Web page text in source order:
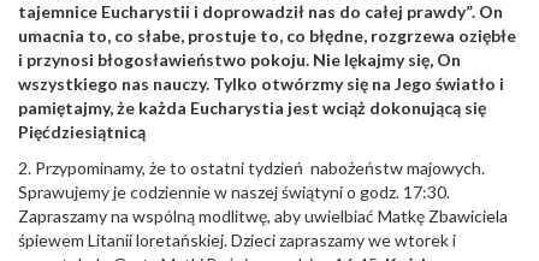
tajemnice Eucharystii i doprowadził nas do całej prawdy”. On
umacnia to, co słabe, prostuje to, co błędne, rozgrzewa oziębłe
i przynosi błogosławieństwo pokoju. Nie lękajmy się, On
wszystkiego nas nauczy. Tylko otwórzmy się na Jego światło i
pamiętajmy, że każda Eucharystia jest wciąż dokonującą się
Pięćdziesiątnicą
2. Przypominamy, że to ostatni tydzień nabożeństw majowych.
Sprawujemy je codziennie w naszej świątyni o godz. 17:30.
Zapraszamy na wspólną modlitwę, aby uwielbiać Matkę Zbawiciela
śpiewem Litanii loretańskiej. Dzieci zapraszamy we wtorek i